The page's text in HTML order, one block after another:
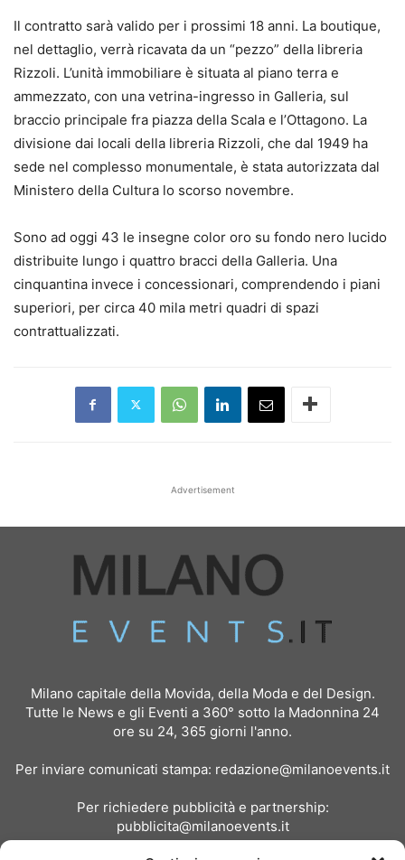
Il contratto sarà valido per i prossimi 18 anni. La boutique,
nel dettaglio, verrà ricavata da un “pezzo” della libreria
Rizzoli. L’unità immobiliare è situata al piano terra e
ammezzato, con una vetrina-ingresso in Galleria, sul
braccio principale fra piazza della Scala e l’Ottagono. La
divisione dai locali della libreria Rizzoli, che dal 1949 ha
sede nel complesso monumentale, è stata autorizzata dal
Ministero della Cultura lo scorso novembre.
Sono ad oggi 43 le insegne color oro su fondo nero lucido
distribuite lungo i quattro bracci della Galleria. Una
cinquantina invece i concessionari, comprendendo i piani
superiori, per circa 40 mila metri quadri di spazi
contrattualizzati.
Advertisement
Milano capitale della Movida, della Moda e del Design.
Tutte le News e gli Eventi a 360° sotto la Madonnina 24
ore su 24, 365 giorni l'anno.
Per inviare comunicati stampa: redazione@milanoevents.it
Per richiedere pubblicità e partnership:
pubblicita@milanoevents.it